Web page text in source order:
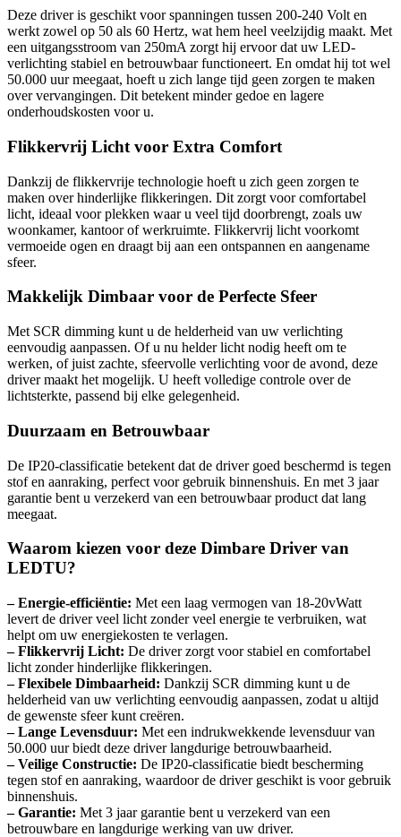
Deze driver is geschikt voor spanningen tussen 200-240 Volt en
werkt zowel op 50 als 60 Hertz, wat hem heel veelzijdig maakt. Met
een uitgangsstroom van 250mA zorgt hij ervoor dat uw LED-
verlichting stabiel en betrouwbaar functioneert. En omdat hij tot wel
50.000 uur meegaat, hoeft u zich lange tijd geen zorgen te maken
over vervangingen. Dit betekent minder gedoe en lagere
onderhoudskosten voor u.
Flikkervrij Licht voor Extra Comfort
Dankzij de flikkervrije technologie hoeft u zich geen zorgen te
maken over hinderlijke flikkeringen. Dit zorgt voor comfortabel
licht, ideaal voor plekken waar u veel tijd doorbrengt, zoals uw
woonkamer, kantoor of werkruimte. Flikkervrij licht voorkomt
vermoeide ogen en draagt bij aan een ontspannen en aangename
sfeer.
Makkelijk Dimbaar voor de Perfecte Sfeer
Met SCR dimming kunt u de helderheid van uw verlichting
eenvoudig aanpassen. Of u nu helder licht nodig heeft om te
werken, of juist zachte, sfeervolle verlichting voor de avond, deze
driver maakt het mogelijk. U heeft volledige controle over de
lichtsterkte, passend bij elke gelegenheid.
Duurzaam en Betrouwbaar
De IP20-classificatie betekent dat de driver goed beschermd is tegen
stof en aanraking, perfect voor gebruik binnenshuis. En met 3 jaar
garantie bent u verzekerd van een betrouwbaar product dat lang
meegaat.
Waarom kiezen voor deze Dimbare Driver van
LEDTU?
– Energie-efficiëntie: Met een laag vermogen van 18-20vWatt
levert de driver veel licht zonder veel energie te verbruiken, wat
helpt om uw energiekosten te verlagen.
– Flikkervrij Licht: De driver zorgt voor stabiel en comfortabel
licht zonder hinderlijke flikkeringen.
– Flexibele Dimbaarheid: Dankzij SCR dimming kunt u de
helderheid van uw verlichting eenvoudig aanpassen, zodat u altijd
de gewenste sfeer kunt creëren.
– Lange Levensduur: Met een indrukwekkende levensduur van
50.000 uur biedt deze driver langdurige betrouwbaarheid.
– Veilige Constructie: De IP20-classificatie biedt bescherming
tegen stof en aanraking, waardoor de driver geschikt is voor gebruik
binnenshuis.
– Garantie: Met 3 jaar garantie bent u verzekerd van een
betrouwbare en langdurige werking van uw driver.